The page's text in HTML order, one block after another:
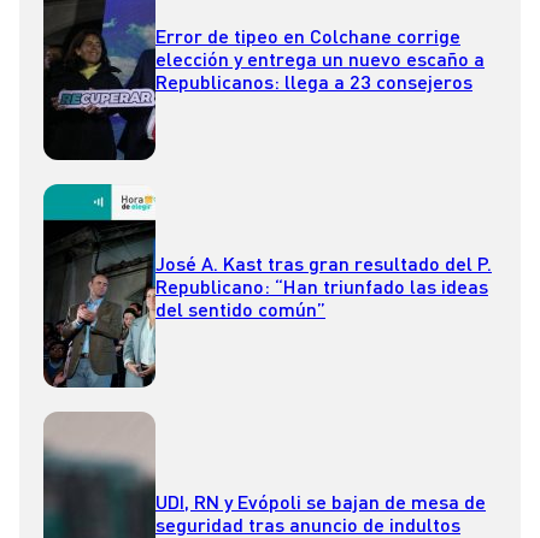
Error de tipeo en Colchane corrige
elección y entrega un nuevo escaño a
Republicanos: llega a 23 consejeros
José A. Kast tras gran resultado del P.
Republicano: “Han triunfado las ideas
del sentido común”
UDI, RN y Evópoli se bajan de mesa de
seguridad tras anuncio de indultos